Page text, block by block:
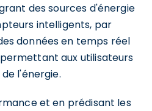
des sources d'énergie
intelligents, par
données en temps réel
aux utilisateurs
l'énergie.
et en prédisant les